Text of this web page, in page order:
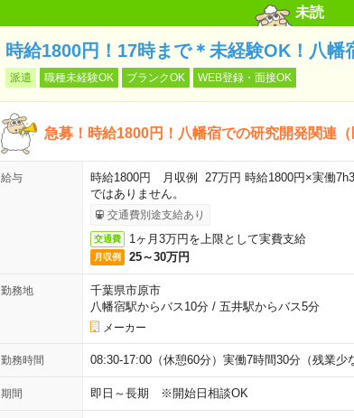
未読
時給1800円！17時まで＊未経験OK！八幡
派遣 職種未経験OK ブランクOK WEB登録・面接OK
急募！時給1800円！八幡宿での研究開発関連（
給与
時給1800円 月収例 27万円 時給1800円×実働
ではありません。
交通費別途支給あり
交通費 1ヶ月3万円を上限として実費支給
月収例 25～30万円
勤務地
千葉県市原市
八幡宿駅からバス10分/ 五井駅からバス5分
メーカー
勤務時間 08:30-17:00（休憩60分）実働7時間30分（残業少
期間 即日～長期 ※開始日相談OK